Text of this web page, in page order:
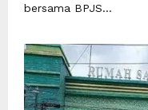
bersama BPJS...